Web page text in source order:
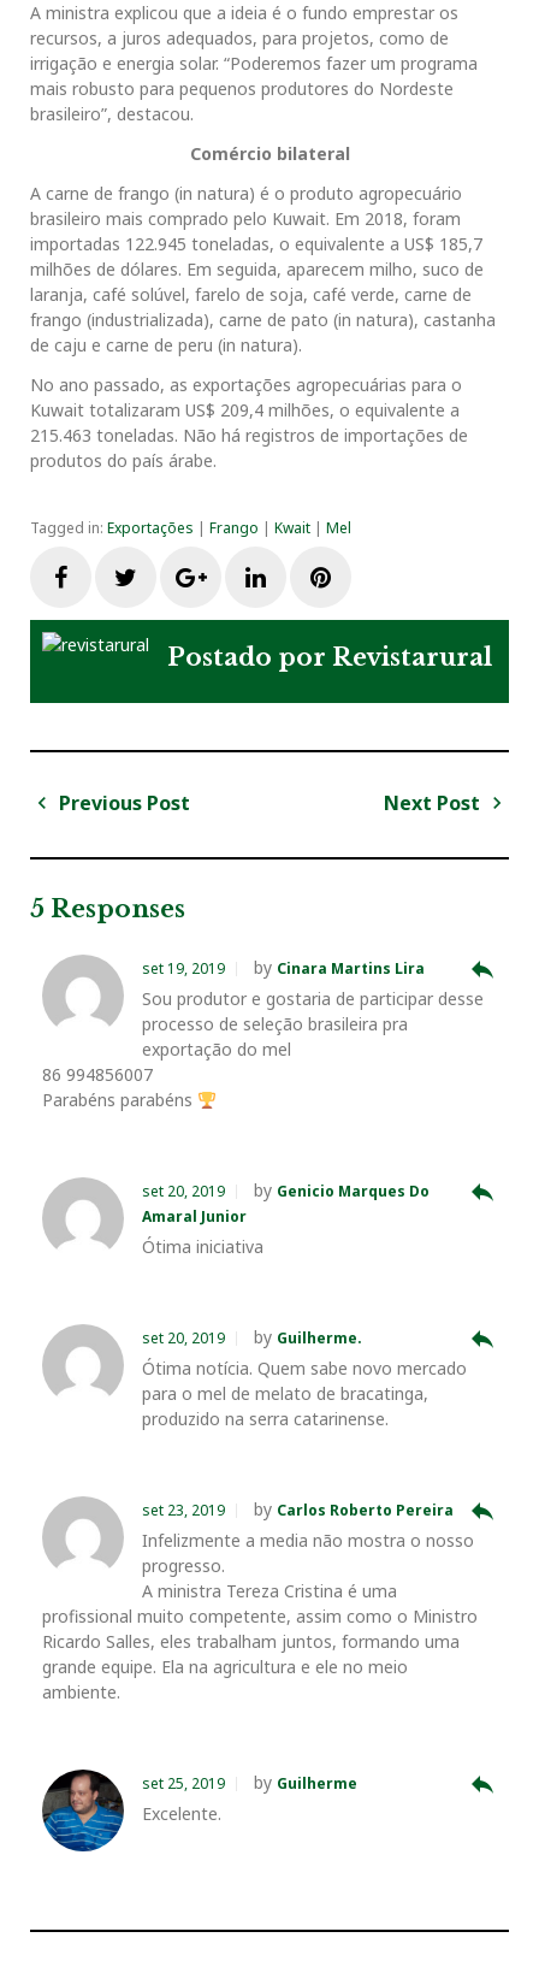
A ministra explicou que a ideia é o fundo emprestar os
recursos, a juros adequados, para projetos, como de
irrigação e energia solar. “Poderemos fazer um programa
mais robusto para pequenos produtores do Nordeste
brasileiro”, destacou.
Comércio bilateral
A carne de frango (in natura) é o produto agropecuário
brasileiro mais comprado pelo Kuwait. Em 2018, foram
importadas 122.945 toneladas, o equivalente a US$ 185,7
milhões de dólares. Em seguida, aparecem milho, suco de
laranja, café solúvel, farelo de soja, café verde, carne de
frango (industrializada), carne de pato (in natura), castanha
de caju e carne de peru (in natura).
No ano passado, as exportações agropecuárias para o
Kuwait totalizaram US$ 209,4 milhões, o equivalente a
215.463 toneladas. Não há registros de importações de
produtos do país árabe.
Tagged in: Exportações | Frango | Kwait | Mel
a
c
e
k
w
i
t
G
o
g
n
k
n
i
n
t
s
Postado por Revistarural
N
e
a
ç
o
d
o
s
Previous Post
e
i
o
u
P
o
Next Post
P
o
5 Responses
set 19, 2019 by Cinara Martins Lira
Sou produtor e gostaria de participar desse
processo de seleção brasileira pra
exportação do mel
86 994856007
Parabéns parabéns
reply
set 20, 2019 by Genicio Marques Do
Amaral Junior
Ótima iniciativa
reply
set 20, 2019 by Guilherme.
Ótima notícia. Quem sabe novo mercado
para o mel de melato de bracatinga,
produzido na serra catarinense.
reply
set 23, 2019 by Carlos Roberto Pereira
Infelizmente a media não mostra o nosso
progresso.
A ministra Tereza Cristina é uma
profissional muito competente, assim como o Ministro
Ricardo Salles, eles trabalham juntos, formando uma
grande equipe. Ela na agricultura e ele no meio
ambiente.
reply
set 25, 2019 by Guilherme
Excelente.
reply